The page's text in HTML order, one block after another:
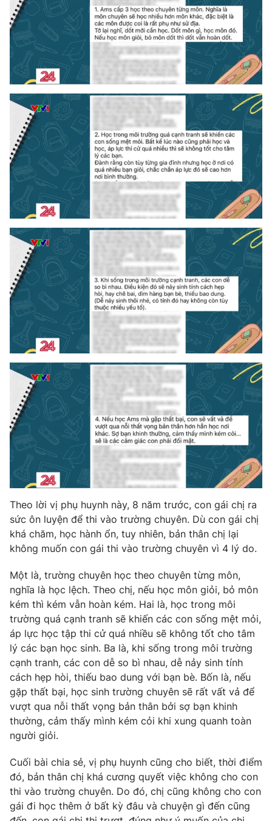
Photo Infographic
Video Shorts video
VTV Money VTV Thể thao
VTV Sức khoẻ Bất động sản
Thị trường 24h Tấm lòng Việt
VTV4 Vươn mình bằng AI
VTV9 VTV8
Liên hệ tòa soạn English
THỜI BÁO VTV
Theo dõi báo trên
Cơ quan chủ quản:
Đài Truyền hình Việt Nam
Cơ quan báo chí:
Thời báo VTV
Giấy phép hoạt động báo in và báo điện tử số 483/GP-BTTTT
cấp ngày 29/12/2023
Tổng Biên tập: Vũ Thanh Thủy
Phó Tổng Biên tập:Nguyễn Thị Mỹ Hạnh, Phạm Quốc Thắng,
Nguyễn Trọng Ninh
Tổng đài VTV: 024.38 355 931 - 024.38 355 932
Ðiện thoại Thời báo VTV:024.66 897 897
Email:toasoan@vtv.vn
® Cấm sao chép dưới mọi hình thức nếu không có sự chấp
thông tin từ website này.
Theo lời vị phụ huynh này, 8 năm trước, con gái chị ra
sức ôn luyện để thi vào trường chuyên. Dù con gái chị
khá chăm, học hành ổn, tuy nhiên, bản thân chị lại
không muốn con gái thi vào trường chuyên vì 4 lý do.
Một là, trường chuyên học theo chuyên từng môn,
nghĩa là học lệch. Theo chị, nếu học môn giỏi, bỏ môn
kém thì kém vẫn hoàn kém. Hai là, học trong môi
trường quá cạnh tranh sẽ khiến các con sống mệt mỏi,
áp lực học tập thi cử quá nhiều sẽ không tốt cho tâm
lý các bạn học sinh. Ba là, khi sống trong môi trường
cạnh tranh, các con dễ so bì nhau, dễ nảy sinh tính
cách hẹp hòi, thiếu bao dung với bạn bè. Bốn là, nếu
gặp thất bại, học sinh trường chuyên sẽ rất vất vả để
vượt qua nỗi thất vọng bản thân bởi sợ bạn khinh
thường, cảm thấy mình kém cỏi khi xung quanh toàn
người giỏi.
Cuối bài chia sẻ, vị phụ huynh cũng cho biết, thời điểm
đó, bản thân chị khá cương quyết việc không cho con
thi vào trường chuyên. Do đó, chị cũng không cho con
gái đi học thêm ở bất kỳ đâu và chuyện gì đến cũng